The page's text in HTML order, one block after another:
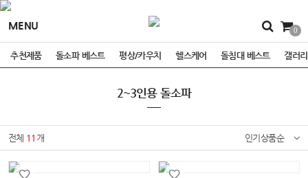
MENU 0
추천제품 돌소파 베스트 평상/카우치 헬스케어 돌침대 베스트 갤러
2~3인용 돌소파
전체 11 개 인기상품순